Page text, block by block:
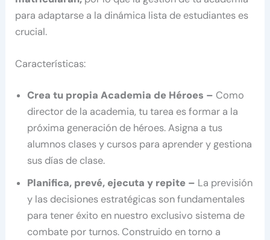
para adaptarse a la dinámica lista de estudiantes es
crucial.
Características:
Crea tu propia Academia de Héroes – Como
director de la academia, tu tarea es formar a la
próxima generación de héroes. Asigna a tus
alumnos clases y cursos para aprender y gestiona
sus días de clase.
Planifica, prevé, ejecuta y repite – La previsión
y las decisiones estratégicas son fundamentales
para tener éxito en nuestro exclusivo sistema de
combate por turnos. Construido en torno a